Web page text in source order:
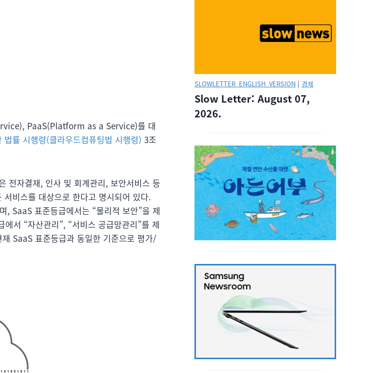
PaaS(Platform as a Service)를 대
률 시행령(클라우드컴퓨팅법 시행령) 3조
전자결재, 인사 및 회계관리, 보안서비스 등
비스를 대상으로 한다고 명시되어 있다.
, SaaS 표준등급에서는 “물리적 보안”을 제
서 “자산관리”, “서비스 공급망관리”를 제
SaaS 표준등급과 동일한 기준으로 평가/
SLOWLETTER_ENGLISH_VERSION | 경제
Slow Letter: August 07,
2026.